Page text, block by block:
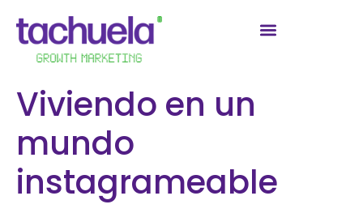
Viviendo en un
mundo
instagrameable